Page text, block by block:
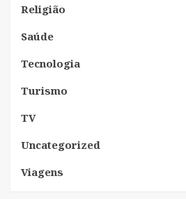
Religião
Saúde
Tecnologia
Turismo
TV
Uncategorized
Viagens